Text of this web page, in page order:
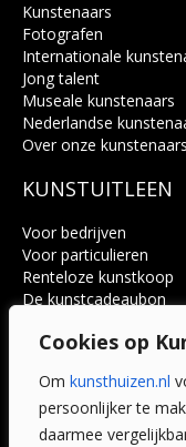
Cookies op
Om kunsthuizen.nl
persoonlijker te
daarmee
Kunstenaars
Fotografen
Internationale
Jong talent
Museale kunstenaars
Nederlandse
Over onze kunstenaars
KUNSTUITLEEN
Voor bedrijven
Voor particulieren
Renteloze kunstkoop
De kunstcadeaubon
Voordelen
Veelgestelde vragen
CONTACT